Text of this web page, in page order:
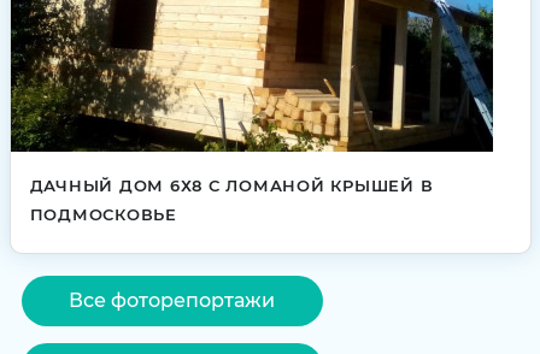
ДАЧНЫЙ ДОМ 6Х8 С ЛОМАНОЙ КРЫШЕЙ В
ПОДМОСКОВЬЕ
Все фоторепортажи